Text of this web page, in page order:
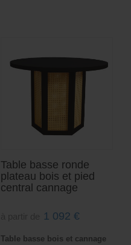
Table basse ronde
plateau bois et pied
central cannage
1 092 €
Table basse bois et cannage